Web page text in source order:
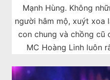
Mạnh Hùng. Không
người hâm mộ, xuýt xoa
con chung và chồng cũ
MC Hoàng Linh luôn